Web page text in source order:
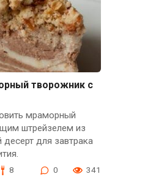
творожник с
мраморный
штрейзелем из
для завтрака
8 0 341